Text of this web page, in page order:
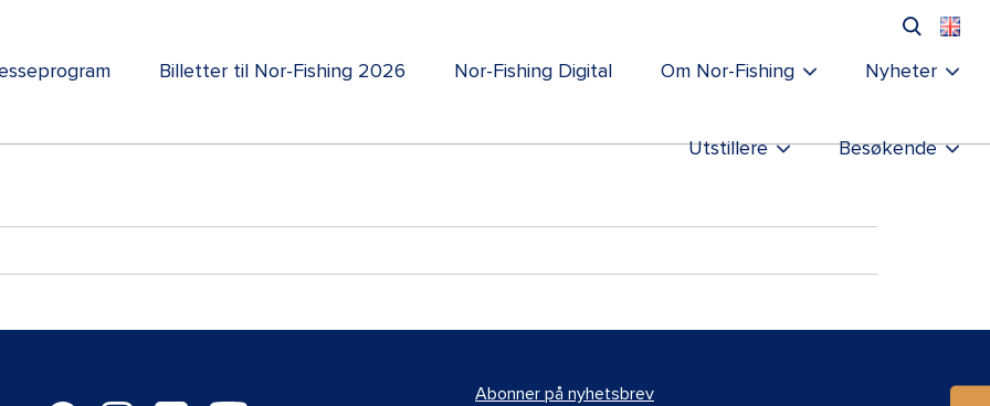
Billetter til Nor-Fishing 2026 Nor-Fishing Digital Om Nor-Fishing Nyheter
Utstillere Besøkende
Abonner på nyhetsbrev